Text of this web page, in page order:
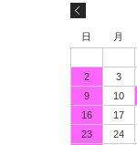
日 月
2
3
9
10
16
17
23
24